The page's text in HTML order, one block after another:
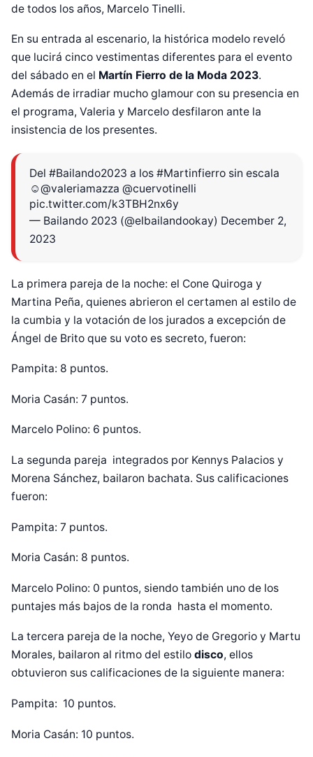
de todos los años, Marcelo Tinelli.
En su entrada al escenario, la histórica modelo reveló
que lucirá cinco vestimentas diferentes para el evento
del sábado en el Martín Fierro de la Moda 2023.
Además de irradiar mucho glamour con su presencia en
el programa, Valeria y Marcelo desfilaron ante la
insistencia de los presentes.
Del #Bailando2023 a los #Martinfierro sin escala
☺️@valeriamazza @cuervotinelli
pic.twitter.com/k3TBH2nx6y
— Bailando 2023 (@elbailandookay) December 2,
2023
La primera pareja de la noche: el Cone Quiroga y
Martina Peña, quienes abrieron el certamen al estilo de
la cumbia y la votación de los jurados a excepción de
Ángel de Brito que su voto es secreto, fueron:
Pampita: 8 puntos.
Moria Casán: 7 puntos.
Marcelo Polino: 6 puntos.
La segunda pareja integrados por Kennys Palacios y
Morena Sánchez, bailaron bachata. Sus calificaciones
fueron:
Pampita: 7 puntos.
Moria Casán: 8 puntos.
Marcelo Polino: 0 puntos, siendo también uno de los
puntajes más bajos de la ronda hasta el momento.
La tercera pareja de la noche, Yeyo de Gregorio y Martu
Morales, bailaron al ritmo del estilo disco, ellos
obtuvieron sus calificaciones de la siguiente manera:
Pampita: 10 puntos.
Moria Casán: 10 puntos.